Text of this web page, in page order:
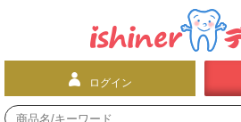
ログイン